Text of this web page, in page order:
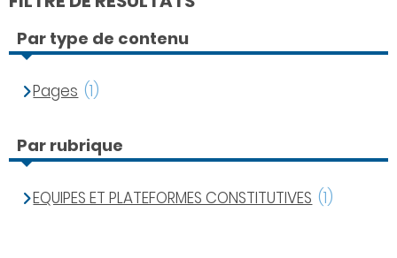
Par type de contenu
Pages (1)
Par rubrique
EQUIPES ET PLATEFORMES CONSTITUTIVES (1)